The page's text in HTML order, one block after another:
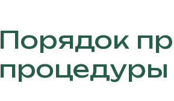
Порядок
процедуры